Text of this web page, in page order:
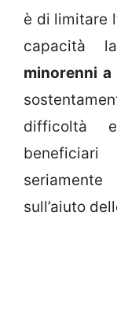
è di limitare
capacità
minorenni a
difficoltà
sull’aiuto